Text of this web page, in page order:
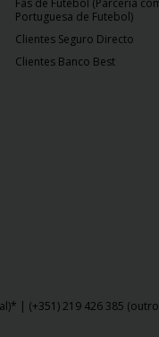
Fãs de Futebol (Parceria
Portuguesa de Futebol)
Clientes Seguro Directo
Clientes Banco Best
| (+351) 219 426 385